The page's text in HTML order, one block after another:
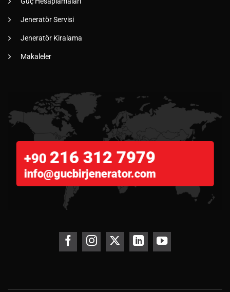
Jeneratör Servisi
Jeneratör Kiralama
Makaleler
+90 216 312 7979
info@gucbirjenerator.com